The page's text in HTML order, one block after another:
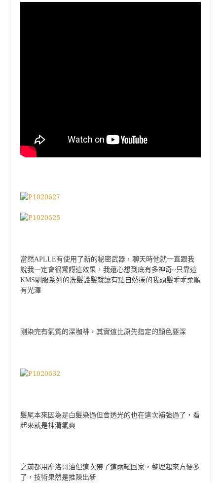
當然APLLE有使用了新的秘密武器，聊天時他就一直跟我
說我一定會很驚訝這效果，我還心想到底有多神奇~只靠這
KMS馴服系列的洗髮護髮就讓有點自然捲的我頭髮乖乖柔順
有光澤
剛染完有氣質的深咖啡，其實這比原先指定的顏色要深
髮尾本來因為是白髮染過但會透光的也在這次補強過了，看
起來就是神清氣爽
之前都用摩洛哥油但這次帶了這兩罐回家，整理起來方便多
了，技術果然是推陳出新